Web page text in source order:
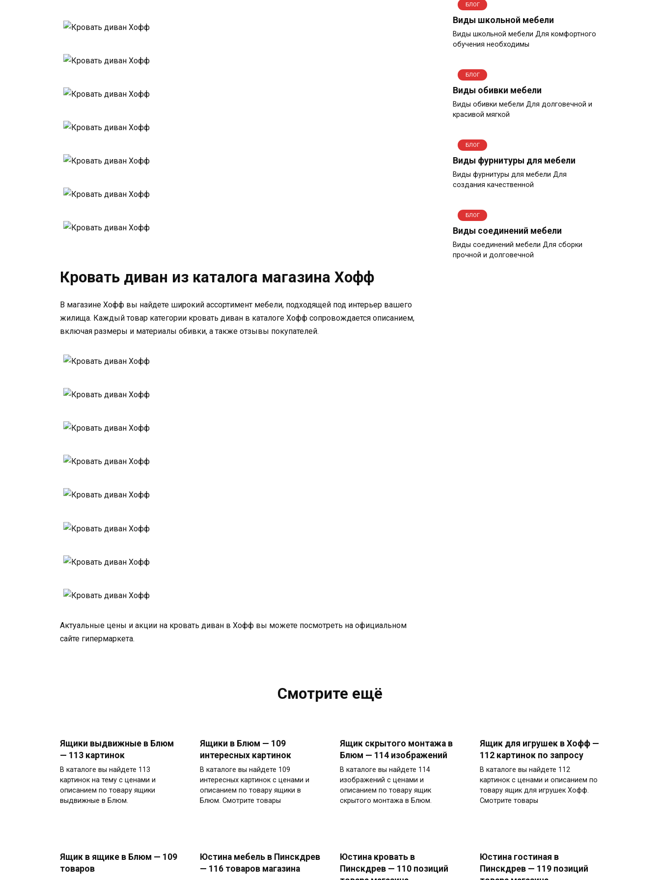
Кровать диван из каталога магазина Хофф
В магазине Хофф вы найдете широкий ассортимент мебели, подходящей под интерьер вашего
жилища. Каждый товар категории кровать диван в каталоге Хофф сопровождается описанием,
включая размеры и материалы обивки, а также отзывы покупателей.
Актуальные цены и акции на кровать диван в Хофф вы можете посмотреть на официальном
сайте гипермаркета.
БЛОГ
Виды школьной мебели
Виды школьной мебели Для комфортного
обучения необходимы
БЛОГ
Виды обивки мебели
Виды обивки мебели Для долговечной и
красивой мягкой
БЛОГ
Виды фурнитуры для мебели
Виды фурнитуры для мебели Для
создания качественной
БЛОГ
Виды соединений мебели
Виды соединений мебели Для сборки
прочной и долговечной
Смотрите ещё
Ящики выдвижные в Блюм
— 113 картинок
В каталоге вы найдете 113
картинок на тему с ценами и
описанием по товару ящики
выдвижные в Блюм.
Ящики в Блюм — 109
интересных картинок
В каталоге вы найдете 109
интересных картинок с ценами и
описанием по товару ящики в
Блюм. Смотрите товары
Ящик скрытого монтажа в
Блюм — 114 изображений
В каталоге вы найдете 114
изображений с ценами и
описанием по товару ящик
скрытого монтажа в Блюм.
Ящик для игрушек в Хофф —
112 картинок по запросу
В каталоге вы найдете 112
картинок с ценами и описанием по
товару ящик для игрушек Хофф.
Смотрите товары
Ящик в ящике в Блюм — 109
товаров
Юстина мебель в Пинскдрев
— 116 товаров магазина
Юстина кровать в
Пинскдрев — 110 позиций
Юстина гостиная в
Пинскдрев — 119 позиций